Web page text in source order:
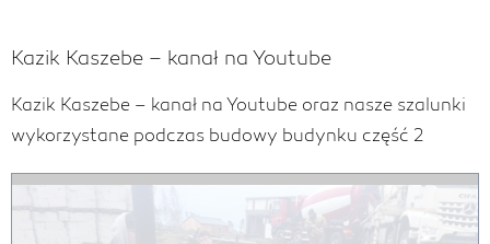
Kazik Kaszebe – kanał na Youtube
Kazik Kaszebe – kanał na Youtube oraz nasze szalunki
wykorzystane podczas budowy budynku część 2